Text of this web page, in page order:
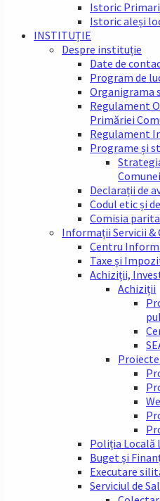
Istoric Primari
Istoric aleși
INSTITUȚIE
Despre instituție
Date de
Program de
Organigrama
Regulament
Primăriei
Regulament
Programe și
Declarații de
Codul etic și
Comisia
Informații Servicii
Centru
Taxe și
Achiziții,
Achiziții
Poliția Locală
Buget și
Executare
Serviciul de